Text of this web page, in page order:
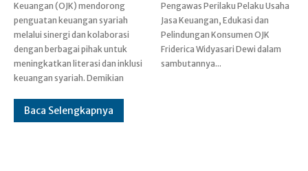
Keuangan (OJK) mendorong
penguatan keuangan syariah
melalui sinergi dan kolaborasi
dengan berbagai pihak untuk
meningkatkan literasi dan inklusi
keuangan syariah. Demikian
Pengawas Perilaku Pelaku Usaha
Jasa Keuangan, Edukasi dan
Pelindungan Konsumen OJK
Friderica Widyasari Dewi dalam
sambutannya...
Baca Selengkapnya